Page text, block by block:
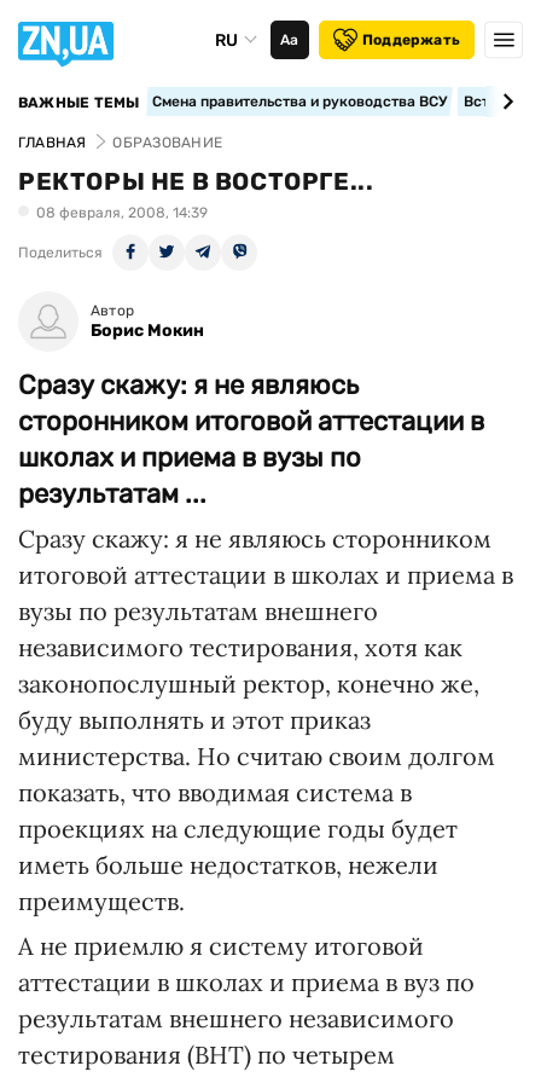
RU Аа Поддержать
ВАЖНЫЕ ТЕМЫ Смена правительства и руководства ВСУ
ГЛАВНАЯ ОБРАЗОВАНИЕ
РЕКТОРЫ НЕ В ВОСТОРГЕ...
08 февраля, 2008, 14:39
Поделиться
Автор
Борис Мокин
Сразу скажу: я не являюсь
сторонником итоговой аттестации в
школах и приема в вузы по
результатам ...
Сразу скажу: я не являюсь сторонником
итоговой аттестации в школах и приема в
вузы по результатам внешнего
независимого тестирования, хотя как
законопослушный ректор, конечно же,
буду выполнять и этот приказ
министерства. Но считаю своим долгом
показать, что вводимая система в
проекциях на следующие годы будет
иметь больше недостатков, нежели
преимуществ.
А не приемлю я систему итоговой
аттестации в школах и приема в вуз по
результатам внешнего независимого
тестирования (ВНТ) по четырем